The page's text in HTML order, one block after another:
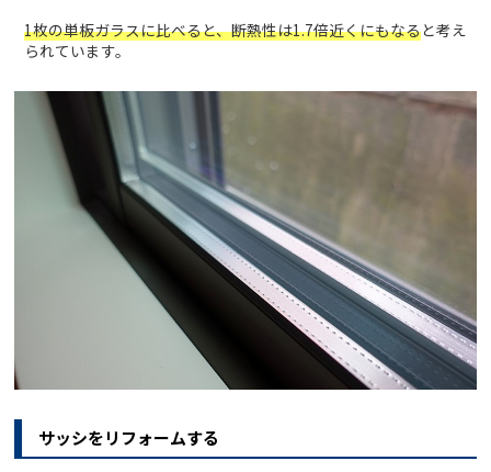
1枚の単板ガラスに比べると、断熱性は1.7倍近くにもなると考え
られています。
サッシをリフォームする